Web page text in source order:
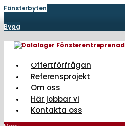
Hoppa
innehåll
Fönsterbyten
Bygg
Offertförfrågan
Referensprojekt
Om oss
Här jobbar vi
Kontakta oss